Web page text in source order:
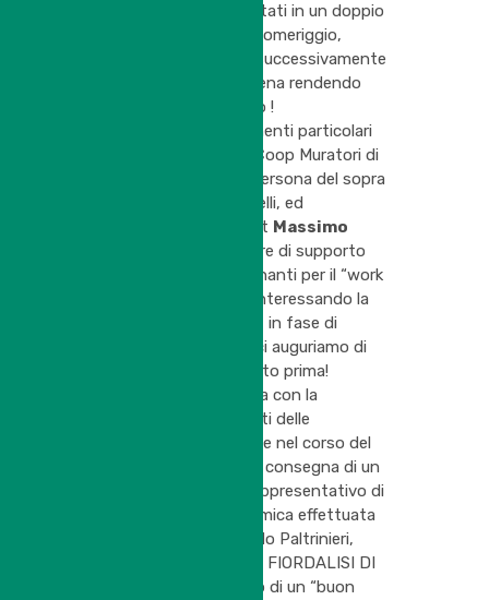
pioggia si sono cimentati in un doppio
tennistico durante il pomeriggio,
durato quasi 4 ore, e successivamente
si sono trattenuti a cena rendendo
l’evento un capolavoro !
Menzione e ringraziamenti particolari
sono stati rivolti alla Coop Muratori di
San Felice s/P, nella persona del sopra
citato Gianfranco Finelli, ed
all’Assessore allo sport Massimo
, le quali opere di supporto
sono tuttora determinanti per il “work
in progress” che sta interessando la
club house del Circolo, in fase di
ristrutturazione, che ci auguriamo di
poter inaugurare quanto prima!
La serata si è conclusa con la
premiazione dei finalisti delle
competizioni disputate nel corso del
Torneo Sociale, con la consegna di un
assegno simbolico, rappresentativo di
una donazione economica effettuata
dal Tennis Club, a Guido Paltrinieri,
esponente della Onlus FIORDALISI DI
CLARA, e con l’augurio di un “buon